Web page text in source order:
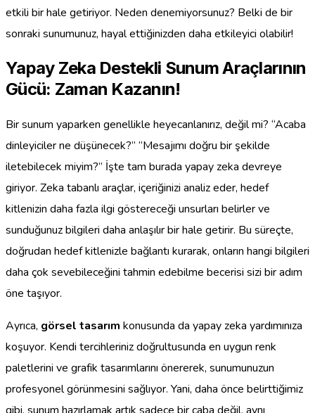
etkili bir hale getiriyor. Neden denemiyorsunuz? Belki de bir
sonraki sunumunuz, hayal ettiğinizden daha etkileyici olabilir!
Yapay Zeka Destekli Sunum Araçlarının
Gücü: Zaman Kazanın!
Bir sunum yaparken genellikle heyecanlanırız, değil mi? “Acaba
dinleyiciler ne düşünecek?” “Mesajımı doğru bir şekilde
iletebilecek miyim?” İşte tam burada yapay zeka devreye
giriyor. Zeka tabanlı araçlar, içeriğinizi analiz eder, hedef
kitlenizin daha fazla ilgi göstereceği unsurları belirler ve
sunduğunuz bilgileri daha anlaşılır bir hale getirir. Bu süreçte,
doğrudan hedef kitlenizle bağlantı kurarak, onların hangi bilgileri
daha çok sevebileceğini tahmin edebilme becerisi sizi bir adım
öne taşıyor.
Ayrıca, görsel tasarım konusunda da yapay zeka yardımınıza
koşuyor. Kendi tercihleriniz doğrultusunda en uygun renk
paletlerini ve grafik tasarımlarını önererek, sunumunuzun
profesyonel görünmesini sağlıyor. Yani, daha önce belirttiğimiz